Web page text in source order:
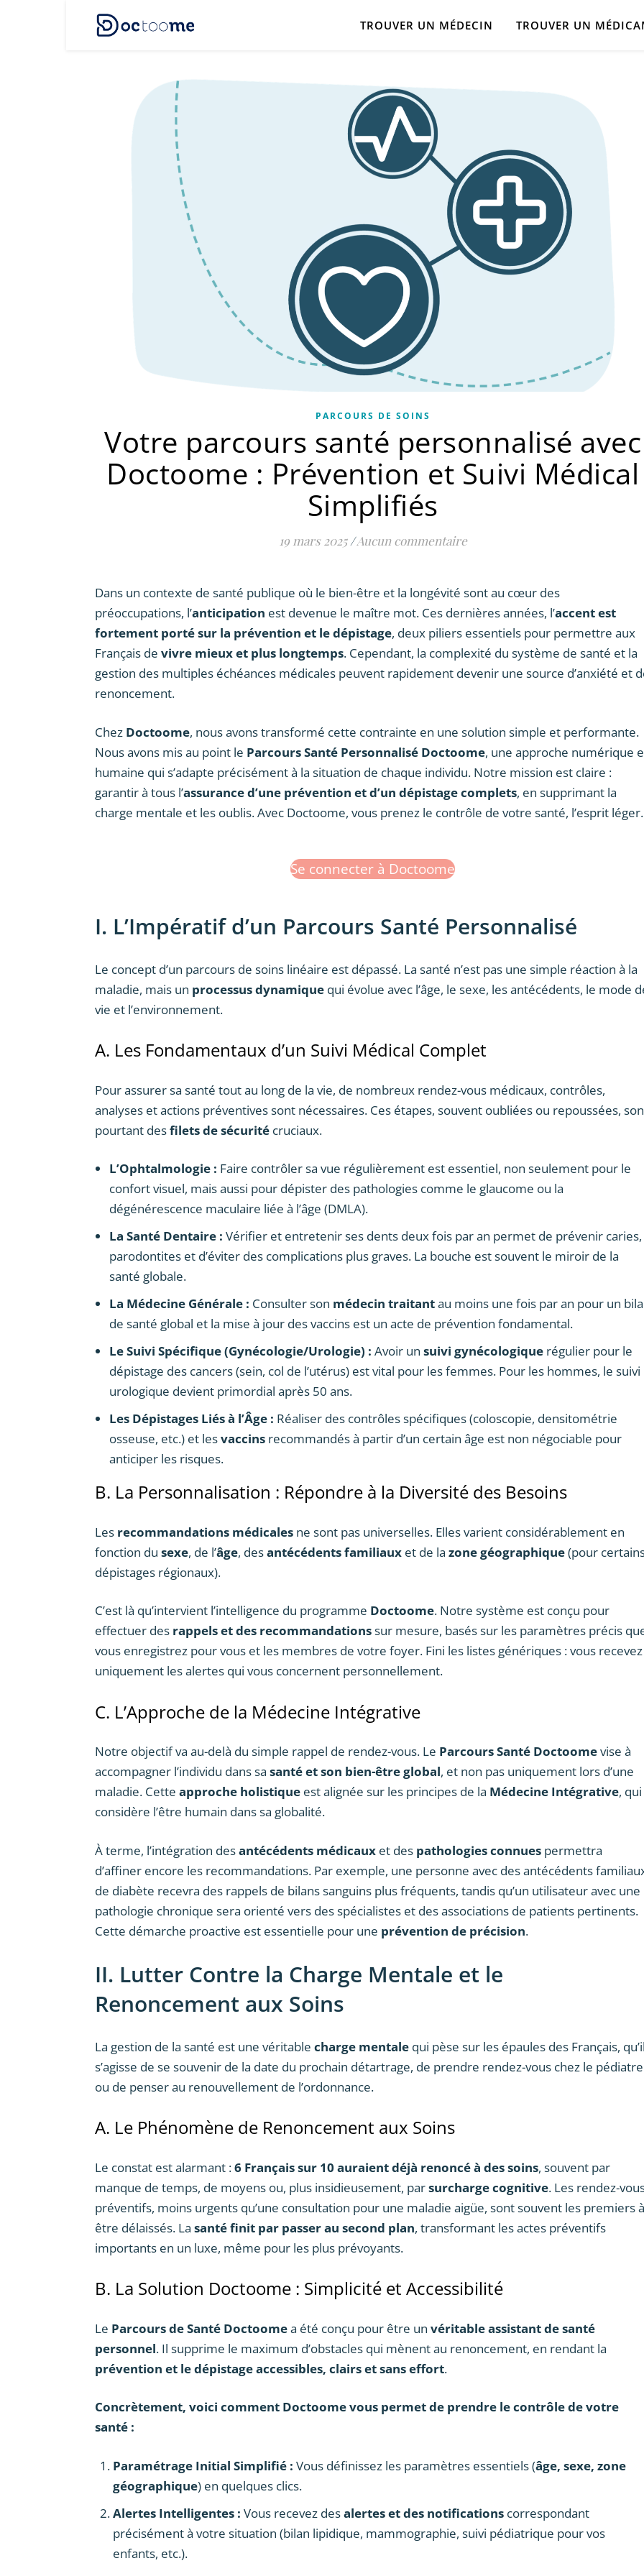
TROUVER UN MÉDECIN TROUVER UN
PARCOURS DE SOINS
Votre parcours santé personnalisé avec
Doctoome : Prévention et Suivi Médical
Simplifiés
19 mars 2025 /Aucun commentaire
Dans un contexte de santé publique où le bien-être et la longévité sont au cœur des
préoccupations, l’anticipation est devenue le maître mot. Ces dernières années, l’accent est
fortement porté sur la prévention et le dépistage, deux piliers essentiels pour permettre aux
Français de vivre mieux et plus longtemps. Cependant, la complexité du système de santé et la
gestion des multiples échéances médicales peuvent rapidement devenir une source d’anxiété et
renoncement.
Chez Doctoome, nous avons transformé cette contrainte en une solution simple et performante.
Nous avons mis au point le Parcours Santé Personnalisé Doctoome, une approche numérique
humaine qui s’adapte précisément à la situation de chaque individu. Notre mission est claire :
garantir à tous l’assurance d’une prévention et d’un dépistage complets, en supprimant la
charge mentale et les oublis. Avec Doctoome, vous prenez le contrôle de votre santé, l’esprit léger.
Se connecter à Doctoome
I. L’Impératif d’un Parcours Santé Personnalisé
Le concept d’un parcours de soins linéaire est dépassé. La santé n’est pas une simple réaction à la
maladie, mais un processus dynamique qui évolue avec l’âge, le sexe, les antécédents, le mode
vie et l’environnement.
A. Les Fondamentaux d’un Suivi Médical Complet
Pour assurer sa santé tout au long de la vie, de nombreux rendez-vous médicaux, contrôles,
analyses et actions préventives sont nécessaires. Ces étapes, souvent oubliées ou repoussées,
pourtant desfilets de sécurité cruciaux.
L’Ophtalmologie : Faire contrôler sa vue régulièrement est essentiel, non seulement pour le
confort visuel, mais aussi pour dépister des pathologies comme le glaucome ou la
dégénérescence maculaire liée à l’âge (DMLA).
La Santé Dentaire : Vérifier et entretenir ses dents deux fois par an permet de prévenir caries,
parodontites et d’éviter des complications plus graves. La bouche est souvent le miroir de la
santé globale.
La Médecine Générale : Consulter son médecin traitantau moins une fois par an pour un
de santé global et la mise à jour des vaccins est un acte de prévention fondamental.
Le Suivi Spécifique (Gynécologie/Urologie) : Avoir un suivi gynécologique régulier pour le
dépistage des cancers (sein, col de l’utérus) est vital pour les femmes. Pour les hommes, le suivi
urologique devient primordial après 50 ans.
Les Dépistages Liés à l’Âge : Réaliser des contrôles spécifiques (coloscopie, densitométrie
osseuse, etc.) et lesvaccins recommandés à partir d’un certain âge est non négociable pour
anticiper les risques.
B. La Personnalisation : Répondre à la Diversité des Besoins
Les recommandations médicales ne sont pas universelles. Elles varient considérablement en
fonction du sexe, de l’âge, desantécédents familiaux et de la zone géographique(pour
dépistages régionaux).
C’est là qu’intervient l’intelligence du programme Doctoome. Notre système est conçu pour
effectuer des rappels et des recommandationssur mesure, basés sur les paramètres précis
vous enregistrez pour vous et les membres de votre foyer. Fini les listes génériques : vous recevez
uniquement les alertes qui vous concernent personnellement.
C. L’Approche de la Médecine Intégrative
Notre objectif va au-delà du simple rappel de rendez-vous. Le Parcours Santé Doctoomevise à
accompagner l’individu dans sa santé et son bien-être global, et non pas uniquement lors d’une
maladie. Cette approche holistique est alignée sur les principes de la Médecine Intégrative, qui
considère l’être humain dans sa globalité.
À terme, l’intégration desantécédents médicaux et des pathologies connues permettra
d’affiner encore les recommandations. Par exemple, une personne avec des antécédents
de diabète recevra des rappels de bilans sanguins plus fréquents, tandis qu’un utilisateur avec une
pathologie chronique sera orienté vers des spécialistes et des associations de patients pertinents.
Cette démarche proactive est essentielle pour une prévention de précision.
II. Lutter Contre la Charge Mentale et le
Renoncement aux Soins
La gestion de la santé est une véritable charge mentale qui pèse sur les épaules des Français,
s’agisse de se souvenir de la date du prochain détartrage, de prendre rendez-vous chez le pédiatre
ou de penser au renouvellement de l’ordonnance.
A. Le Phénomène de Renoncement aux Soins
Le constat est alarmant :6 Français sur 10 auraient déjà renoncé à des soins, souvent par
manque de temps, de moyens ou, plus insidieusement, parsurcharge cognitive. Les rendez-
préventifs, moins urgents qu’une consultation pour une maladie aigüe, sont souvent les premiers à
être délaissés. La santé finit par passer au second plan, transformant les actes préventifs
importants en un luxe, même pour les plus prévoyants.
B. La Solution Doctoome : Simplicité et Accessibilité
Le Parcours de Santé Doctoomea été conçu pour être un véritable assistant de santé
personnel. Il supprime le maximum d’obstacles qui mènent au renoncement, en rendant la
prévention et le dépistage accessibles, clairs et sans effort.
Concrètement, voici comment Doctoome vous permet de prendre le contrôle de votre
santé :
Paramétrage Initial Simplifié : Vous définissez les paramètres essentiels (âge, sexe, zone
géographique) en quelques clics.
Alertes Intelligentes : Vous recevez desalertes et des notifications correspondant
précisément à votre situation (bilan lipidique, mammographie, suivi pédiatrique pour vos
enfants, etc.).